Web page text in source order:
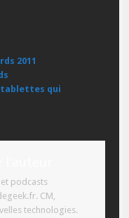
2011
tablettes qui
podcasts
CM,
technologies.